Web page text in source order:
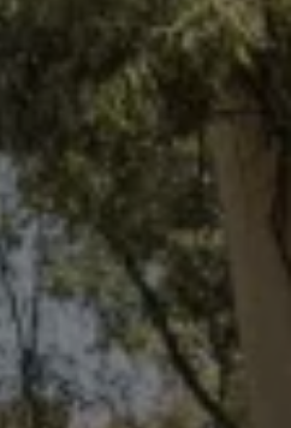
de Autopartes
protección adicional Plus
Usados Certificados
FS Xclusive
Certificado
Originales
de prepago